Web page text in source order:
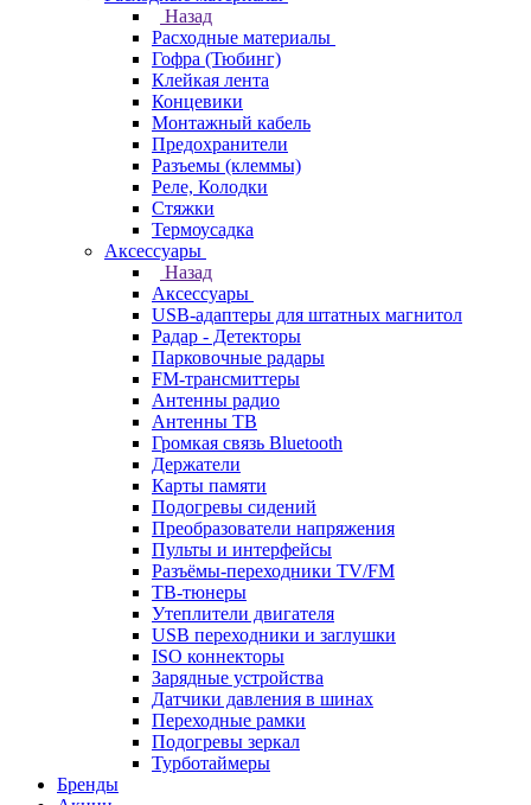
Назад
Расходные материалы
Гофра (Тюбинг)
Клейкая лента
Концевики
Монтажный кабель
Предохранители
Разъемы (клеммы)
Реле, Колодки
Стяжки
Термоусадка
Аксессуары
Назад
Аксессуары
USB-адаптеры для штатных магнитол
Радар - Детекторы
Парковочные радары
FM-трансмиттеры
Антенны радио
Антенны ТВ
Громкая связь Bluetooth
Держатели
Карты памяти
Подогревы сидений
Преобразователи напряжения
Пульты и интерфейсы
Разъёмы-переходники TV/FM
ТВ-тюнеры
Утеплители двигателя
USB переходники и заглушки
ISO коннекторы
Зарядные устройства
Датчики давления в шинах
Переходные рамки
Подогревы зеркал
Турботаймеры
Бренды